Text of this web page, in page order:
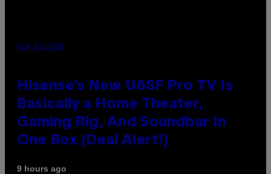
VIA HISENSE
Hisense’s New U6SF Pro TV Is
Basically a Home Theater,
Gaming Rig, And Soundbar In
One Box (Deal Alert!)
9 hours ago